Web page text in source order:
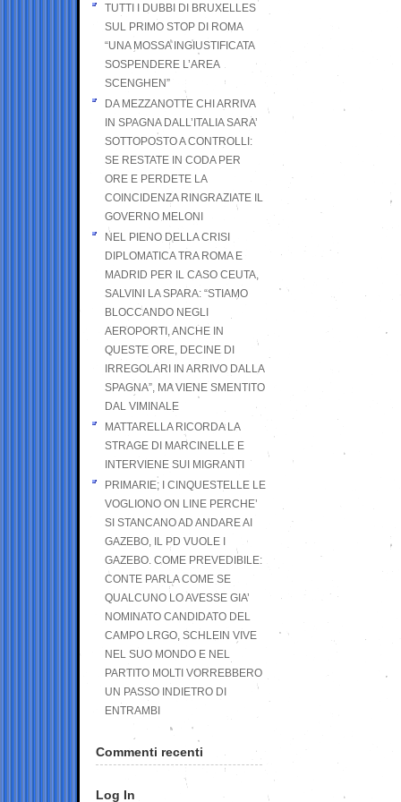
TUTTI I DUBBI DI BRUXELLES
SUL PRIMO STOP DI ROMA
“UNA MOSSA INGIUSTIFICATA
SOSPENDERE L’AREA
SCENGHEN”
DA MEZZANOTTE CHI ARRIVA
IN SPAGNA DALL’ITALIA SARA’
SOTTOPOSTO A CONTROLLI:
SE RESTATE IN CODA PER
ORE E PERDETE LA
COINCIDENZA RINGRAZIATE IL
GOVERNO MELONI
NEL PIENO DELLA CRISI
DIPLOMATICA TRA ROMA E
MADRID PER IL CASO CEUTA,
SALVINI LA SPARA: “STIAMO
BLOCCANDO NEGLI
AEROPORTI, ANCHE IN
QUESTE ORE, DECINE DI
IRREGOLARI IN ARRIVO DALLA
SPAGNA”, MA VIENE SMENTITO
DAL VIMINALE
MATTARELLA RICORDA LA
STRAGE DI MARCINELLE E
INTERVIENE SUI MIGRANTI
PRIMARIE; I CINQUESTELLE LE
VOGLIONO ON LINE PERCHE’
SI STANCANO AD ANDARE AI
GAZEBO, IL PD VUOLE I
GAZEBO. COME PREVEDIBILE:
CONTE PARLA COME SE
QUALCUNO LO AVESSE GIA’
NOMINATO CANDIDATO DEL
CAMPO LRGO, SCHLEIN VIVE
NEL SUO MONDO E NEL
PARTITO MOLTI VORREBBERO
UN PASSO INDIETRO DI
ENTRAMBI
Commenti recenti
Log In